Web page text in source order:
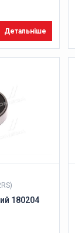
Детальніше
180204